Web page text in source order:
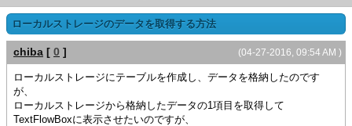
ローカルストレージのデータを取得する方法
(04-27-2016, 09:54 AM )
chiba [ 0 ]
ローカルストレージにテーブルを作成し、データを格納したのです
が、
ローカルストレージから格納したデータの1項目を取得して
TextFlowBoxに表示させたいのですが、